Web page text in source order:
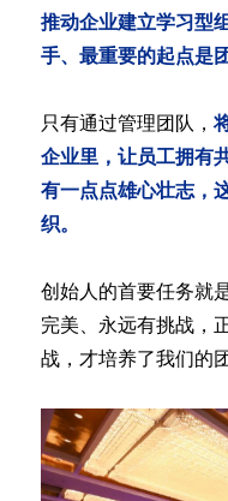
推动企业建立学习型
手、最重要的起点是团
只有通过管理团队，
企业里，让员工拥有
有一点点雄心壮志，
织。
创始人的首要任务就
完美、永远有挑战，
战，才培养了我们的团